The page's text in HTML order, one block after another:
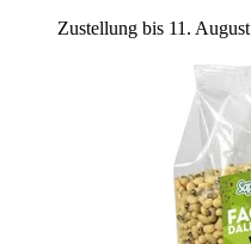
Zustellung bis 11. August